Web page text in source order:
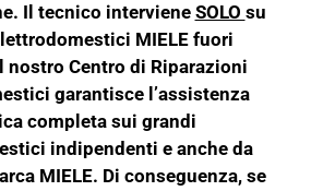
Il tecnico interviene SOLO su
MIELE fuori
nostro Centro di Riparazioni
garantisce l’assistenza
completa sui grandi
indipendenti e anche da
MIELE. Di conseguenza, se